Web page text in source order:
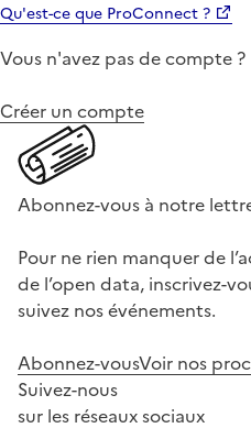
Qu'est-ce que ProConnect ?
Vous n'avez pas de compte ?
Créer un compte
Abonnez-vous à notre
Pour ne rien manquer de
de l’open data, inscrivez-
suivez nos événements.
Abonnez-vousVoir nos
Suivez-nous
sur les réseaux sociaux